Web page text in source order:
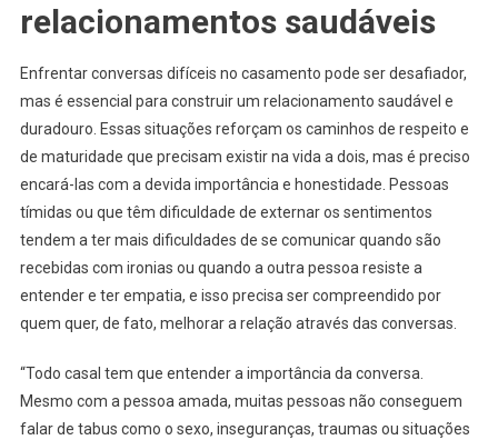
relacionamentos saudáveis
Enfrentar conversas difíceis no casamento pode ser desafiador,
mas é essencial para construir um relacionamento saudável e
duradouro. Essas situações reforçam os caminhos de respeito e
de maturidade que precisam existir na vida a dois, mas é preciso
encará-las com a devida importância e honestidade. Pessoas
tímidas ou que têm dificuldade de externar os sentimentos
tendem a ter mais dificuldades de se comunicar quando são
recebidas com ironias ou quando a outra pessoa resiste a
entender e ter empatia, e isso precisa ser compreendido por
quem quer, de fato, melhorar a relação através das conversas.
“Todo casal tem que entender a importância da conversa.
Mesmo com a pessoa amada, muitas pessoas não conseguem
falar de tabus como o sexo, inseguranças, traumas ou situações